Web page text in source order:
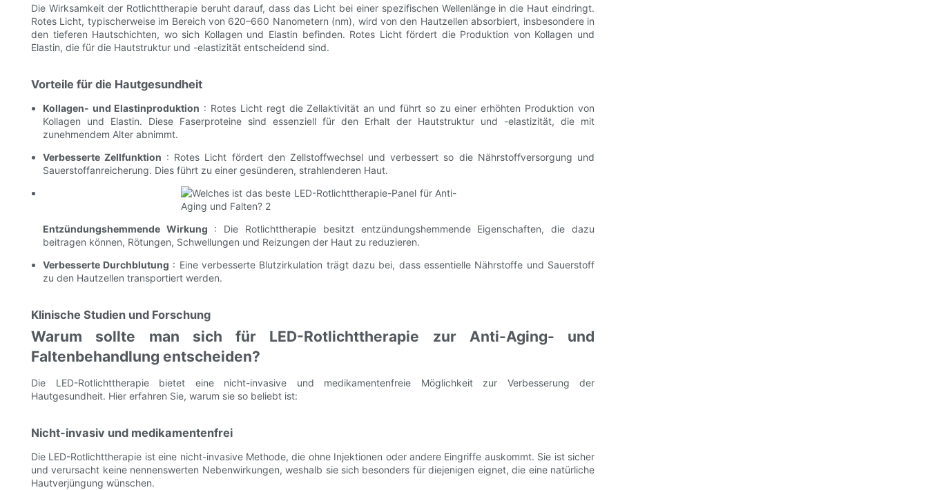
Die Wirksamkeit der Rotlichttherapie beruht darauf, dass das Licht bei einer spezifischen Wellenlänge in die Haut eindringt.
Rotes Licht, typischerweise im Bereich von 620–660 Nanometern (nm), wird von den Hautzellen absorbiert, insbesondere in
den tieferen Hautschichten, wo sich Kollagen und Elastin befinden. Rotes Licht fördert die Produktion von Kollagen und
Elastin, die für die Hautstruktur und -elastizität entscheidend sind.
Vorteile für die Hautgesundheit
Kollagen- und Elastinproduktion : Rotes Licht regt die Zellaktivität an und führt so zu einer erhöhten Produktion von
Kollagen und Elastin. Diese Faserproteine ​​sind essenziell für den Erhalt der Hautstruktur und -elastizität, die mit
zunehmendem Alter abnimmt.
Verbesserte Zellfunktion : Rotes Licht fördert den Zellstoffwechsel und verbessert so die Nährstoffversorgung und
Sauerstoffanreicherung. Dies führt zu einer gesünderen, strahlenderen Haut.
Entzündungshemmende Wirkung : Die Rotlichttherapie besitzt entzündungshemmende Eigenschaften, die dazu
beitragen können, Rötungen, Schwellungen und Reizungen der Haut zu reduzieren.
Verbesserte Durchblutung : Eine verbesserte Blutzirkulation trägt dazu bei, dass essentielle Nährstoffe und Sauerstoff
zu den Hautzellen transportiert werden.
Klinische Studien und Forschung
Warum sollte man sich für LED-Rotlichttherapie zur Anti-Aging- und
Faltenbehandlung entscheiden?
Die LED-Rotlichttherapie bietet eine nicht-invasive und medikamentenfreie Möglichkeit zur Verbesserung der
Hautgesundheit. Hier erfahren Sie, warum sie so beliebt ist:
Nicht-invasiv und medikamentenfrei
Die LED-Rotlichttherapie ist eine nicht-invasive Methode, die ohne Injektionen oder andere Eingriffe auskommt. Sie ist sicher
und verursacht keine nennenswerten Nebenwirkungen, weshalb sie sich besonders für diejenigen eignet, die eine natürliche
Hautverjüngung wünschen.